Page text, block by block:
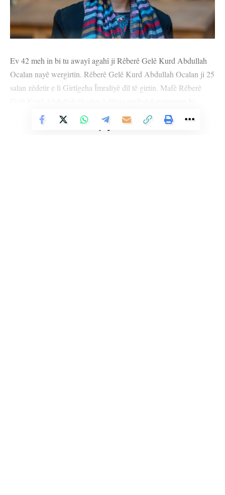
Ev 42 meh in bi tu awayî agahî ji Rêberê Gelê Kurd Abdullah
Ocalan nayê wergirtin. Rêberê Gelê Kurd Abdullah Ocalan ji 25
salan zêdetir e li Girtîgeha Îmraliyê dîl tê girtin. Mafê Rêberê
temamî hatiye desterserkirin ku ev maf hem ji aliyê hiqûqa
navxweyî ya Tirkiyeyê ve û hem jî ji aliyê hiqûqa navneteweyî
Vê Nûçeyê Bixwîne